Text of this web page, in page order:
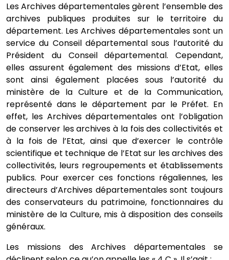
Les Archives départementales gèrent l’ensemble des
archives publiques produites sur le territoire du
département. Les Archives départementales sont un
service du Conseil départemental sous l’autorité du
Président du Conseil départemental. Cependant,
elles assurent également des missions d’Etat, elles
sont ainsi également placées sous l’autorité du
ministère de la Culture et de la Communication,
représenté dans le département par le Préfet. En
effet, les Archives départementales ont l’obligation
de conserver les archives à la fois des collectivités et
à la fois de l’Etat, ainsi que d’exercer le contrôle
scientifique et technique de l’Etat sur les archives des
collectivités, leurs regroupements et établissements
publics. Pour exercer ces fonctions régaliennes, les
directeurs d’Archives départementales sont toujours
des conservateurs du patrimoine, fonctionnaires du
ministère de la Culture, mis à disposition des conseils
généraux.
Les missions des Archives départementales se